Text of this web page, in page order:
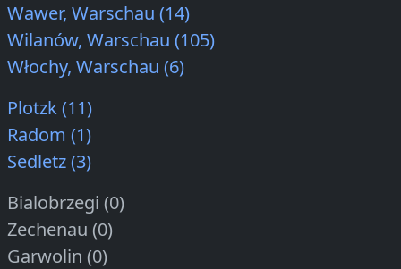
Wawer, Warschau (14)
Wilanów, Warschau (105)
Włochy, Warschau (6)
Plotzk (11)
Radom (1)
Sedletz (3)
Bialobrzegi (0)
Zechenau (0)
Garwolin (0)